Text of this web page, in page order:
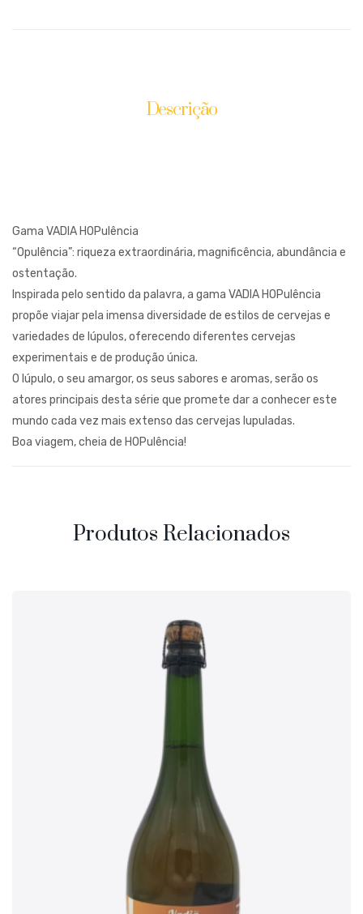
Descrição
Gama VADIA HOPulência
“Opulência”: riqueza extraordinária, magnificência, abundância e
ostentação.
Inspirada pelo sentido da palavra, a gama VADIA HOPulência
propõe viajar pela imensa diversidade de estilos de cervejas e
variedades de lúpulos, oferecendo diferentes cervejas
experimentais e de produção única.
O lúpulo, o seu amargor, os seus sabores e aromas, serão os
atores principais desta série que promete dar a conhecer este
mundo cada vez mais extenso das cervejas lupuladas.
Boa viagem, cheia de HOPulência!
Produtos Relacionados